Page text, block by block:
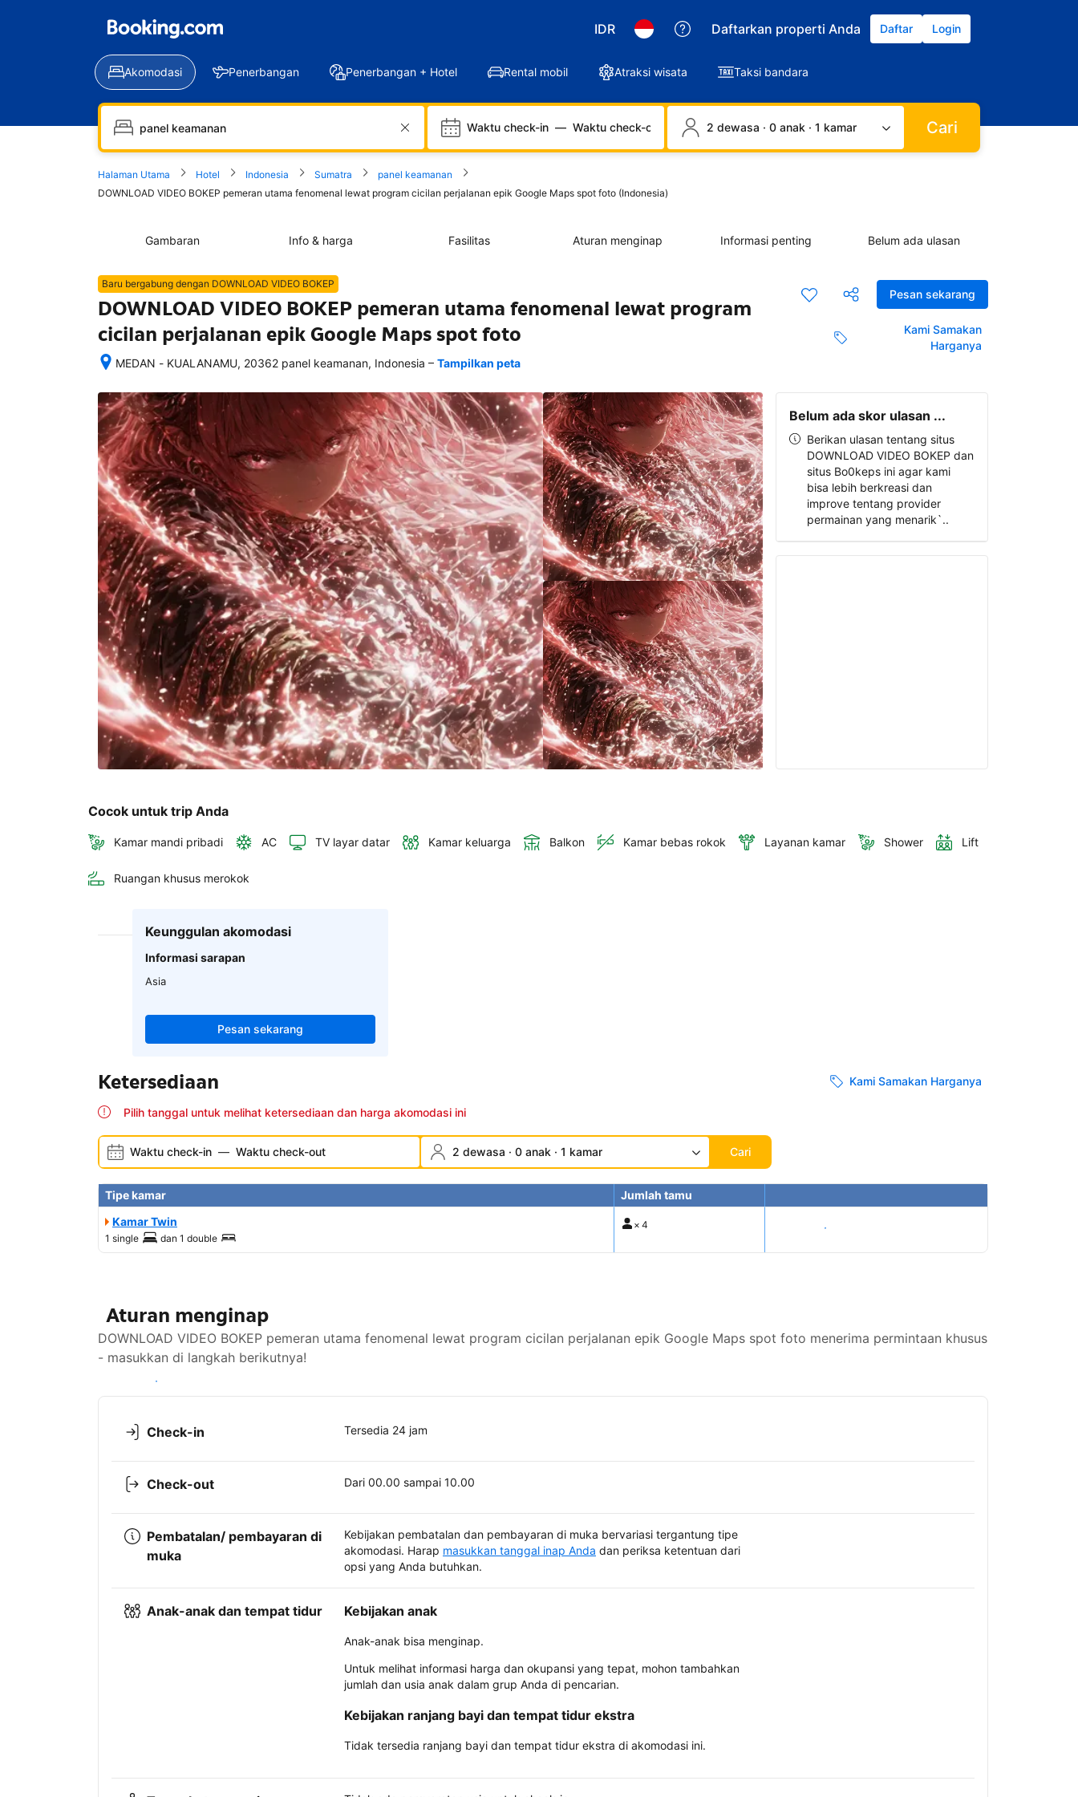
IDR Daftarkan properti Anda Daftar Login
Akomodasi Penerbangan Penerbangan + Hotel Rental mobil Atraksi wisata Taksi bandara
Waktu check-in — Waktu check-out 2 dewasa · 0 anak · 1 kamar Cari
Halaman Utama Hotel Indonesia Sumatra
panel keamanan
DOWNLOAD VIDEO BOKEP pemeran utama fenomenal lewat program cicilan perjalanan epik Google Maps spot foto (Indonesia)
Gambaran Info & harga Fasilitas Aturan menginap Informasi penting Belum ada ulasan
Pesan sekarang
Kami Samakan
Harganya
Baru bergabung dengan DOWNLOAD VIDEO BOKEP
DOWNLOAD VIDEO BOKEP pemeran utama fenomenal lewat program
cicilan perjalanan epik Google Maps spot foto
MEDAN - KUALANAMU, 20362 panel keamanan, Indonesia
memesan,
semua
rincian
akomodasi
termasuk
nomor
telepon
dan
alamat
akan
disertakan
dalam
konfirmasi
pemesanan
dan
akun
Anda.
– Tampilkan peta
Belum ada skor ulasan ...
Berikan ulasan tentang situs
DOWNLOAD VIDEO BOKEP dan
situs Bo0keps ini agar kami
bisa lebih berkreasi dan
improve tentang provider
permainan yang menarik`..
Cocok untuk trip Anda
Kamar mandi pribadi AC TV layar datar Kamar keluarga Balkon Kamar bebas rokok Layanan kamar Shower Lift
Ruangan khusus merokok
Keunggulan akomodasi
Informasi sarapan
Asia
Pesan sekarang
Ketersediaan Kami Samakan Harganya
Pilih tanggal untuk melihat ketersediaan dan harga akomodasi ini
Waktu check-in — Waktu check-out 2 dewasa · 0 anak · 1 kamar Cari
Tipe kamar
Jumlah tamu
Kamar Twin
1 single dan 1 double
× 4 Tampilkan harga
Aturan menginap
DOWNLOAD VIDEO BOKEP pemeran utama fenomenal lewat program cicilan perjalanan epik Google Maps spot foto menerima permintaan khusus
- masukkan di langkah berikutnya!
Lihat ketersediaan
Check-in Tersedia 24 jam
Check-out Dari 00.00 sampai 10.00
Pembatalan/ pembayaran di
muka
Kebijakan pembatalan dan pembayaran di muka bervariasi tergantung tipe
akomodasi. Harap masukkan tanggal inap Anda dan periksa ketentuan dari
opsi yang Anda butuhkan.
Anak-anak dan tempat tidur Kebijakan anak
Anak-anak bisa menginap.
Untuk melihat informasi harga dan okupansi yang tepat, mohon tambahkan
jumlah dan usia anak dalam grup Anda di pencarian.
Kebijakan ranjang bayi dan tempat tidur ekstra
Tidak tersedia ranjang bayi dan tempat tidur ekstra di akomodasi ini.